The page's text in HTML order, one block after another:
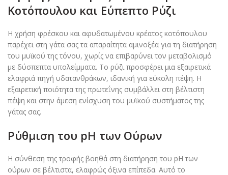
Κοτόπουλου και Εύπεπτο Ρύζι
Η χρήση φρέσκου και αφυδατωμένου κρέατος κοτόπουλου
παρέχει στη γάτα σας τα απαραίτητα αμινοξέα για τη διατήρηση
του μυϊκού της τόνου, χωρίς να επιβαρύνει τον μεταβολισμό
με δύσπεπτα υπολείμματα. Το ρύζι προσφέρει μια εξαιρετικά
ελαφριά πηγή υδατανθράκων, ιδανική για εύκολη πέψη. Η
εξαιρετική ποιότητα της πρωτεΐνης συμβάλλει στη βέλτιστη
πέψη και στην άμεση ενίσχυση του μυϊκού συστήματος της
γάτας σας.
Ρύθμιση του pH των Ούρων
Η σύνθεση της τροφής βοηθά στη διατήρηση του pH των
ούρων σε βέλτιστα, ελαφρώς όξινα επίπεδα. Αυτό το